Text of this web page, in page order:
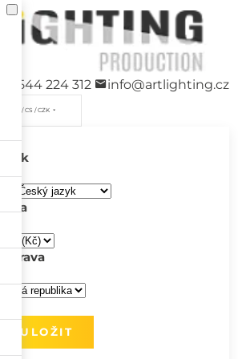
544 224 312 info@artlighting.cz
/ CS / CZK
Jazyk
Měna
Doprava